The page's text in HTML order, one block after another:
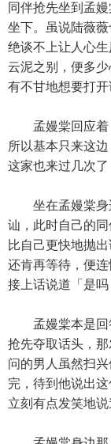
同伴抢先坐到孟
坐下。虽说陆薇薇
绝谈不上让人心
云泥之别，便多少
有不甘地想要打开
孟嫚棠回应着
所以基本只来这边
这家也来过几次了
坐在孟嫚棠身
讪，此时自己的同
比自己更快地抛
还肯再等待，便连
接上话说道「是吗
孟嫚棠本是回
抢先夺取话头，那
问的男人虽然扫
完，待到他说出这
立刻有点发笑地